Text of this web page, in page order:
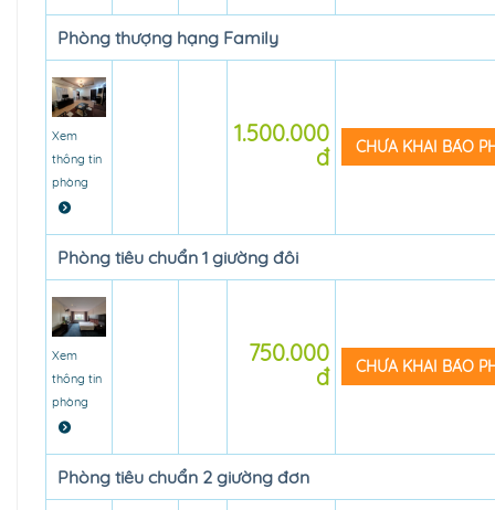
Phòng thượng hạng Family
Xem
thông tin
phòng
1.500.000
đ
CHƯA KHAI BÁO
Phòng tiêu chuẩn 1 giường đôi
Xem
thông tin
phòng
750.000
đ
CHƯA KHAI BÁO
Phòng tiêu chuẩn 2 giường đơn